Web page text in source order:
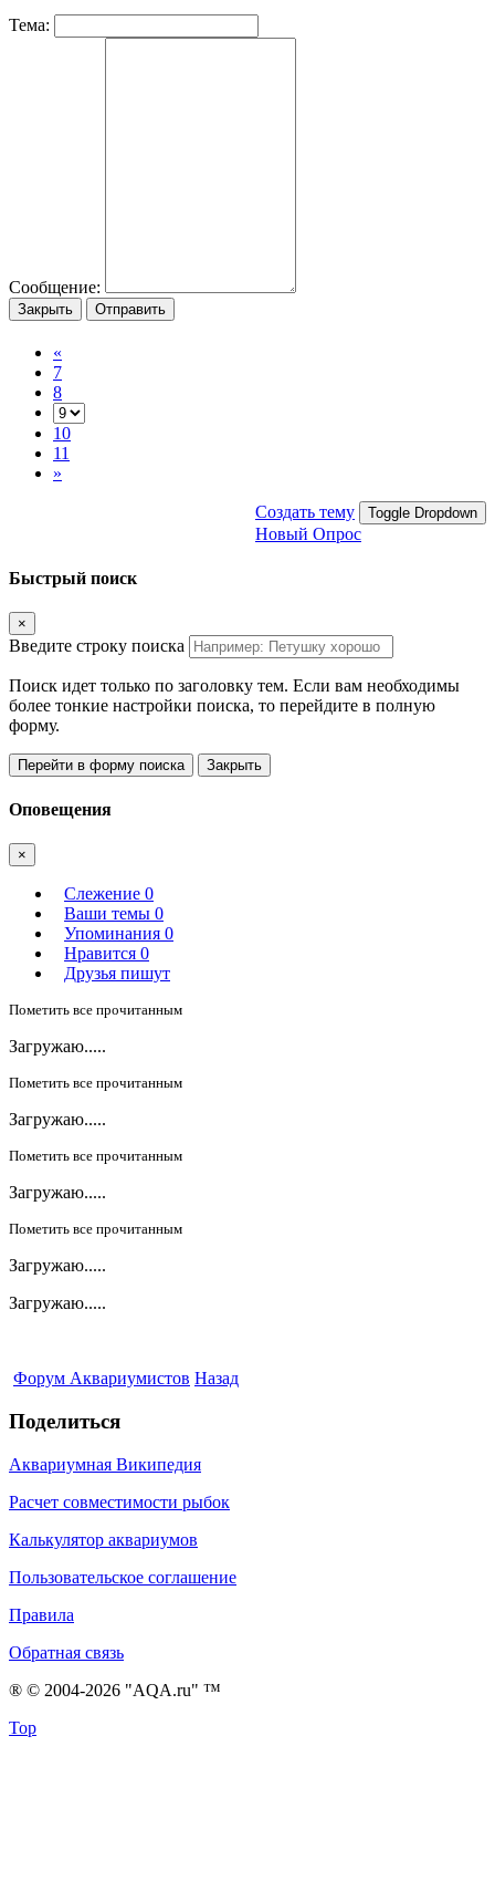
Тема:
Сообщение:
Закрыть Отправить
«
7
8
10
11
»
Создать тему Toggle Dropdown
Новый Опрос
Быстрый поиск
×
Введите строку поиска
Поиск идет только по заголовку тем. Если вам необходимы
более тонкие настройки поиска, то перейдите в полную
форму.
Перейти в форму поиска Закрыть
Оповещения
×
Слежение 0
Ваши темы 0
Упоминания 0
Нравится 0
Друзья пишут
Пометить все прочитанным
Загружаю.....
Пометить все прочитанным
Загружаю.....
Пометить все прочитанным
Загружаю.....
Пометить все прочитанным
Загружаю.....
Загружаю.....
Форум Аквариумистов Назад
Поделиться
Аквариумная Википедия
Расчет совместимости рыбок
Калькулятор аквариумов
Пользовательское соглашение
Правила
Обратная связь
® © 2004-2026 "AQA.ru" ™
Top